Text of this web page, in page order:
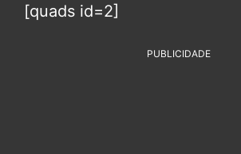
[quads id=2]
PUBLICIDADE